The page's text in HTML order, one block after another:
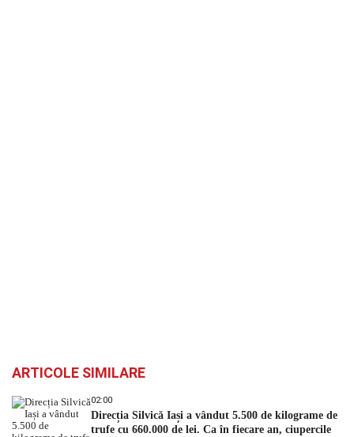
ARTICOLE SIMILARE
02:00
Direcția Silvică Iași a vândut 5.500 de kilograme de
trufe cu 660.000 de lei. Ca în fiecare an, ciupercile